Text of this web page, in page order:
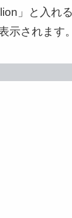
」と入れ
示されます。